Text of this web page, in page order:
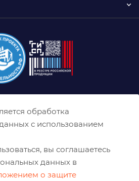
обработка
с использованием
вы соглашаетесь
данных в
о защите